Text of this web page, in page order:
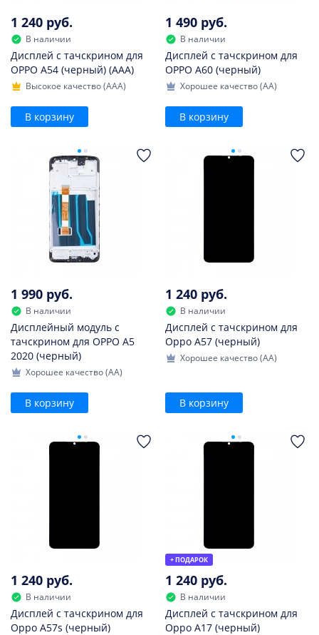
1 240 руб.
В наличии
Дисплей с тачскрином для
OPPO A54 (черный) (AAA)
Высокое качество (AAA)
В корзину
1 490 руб.
В наличии
Дисплей с тачскрином для
OPPO A60 (черный)
Хорошее качество (AA)
В корзину
1 990 руб.
В наличии
Дисплейный модуль с
тачскрином для OPPO A5
2020 (черный)
Хорошее качество (AA)
В корзину
1 240 руб.
В наличии
Дисплей с тачскрином для
Oppo A57 (черный)
Хорошее качество (AA)
В корзину
1 240 руб.
В наличии
Дисплей с тачскрином для
Oppo A57s (черный)
+ ПОДАРОК
1 240 руб.
В наличии
Дисплей с тачскрином для
Oppo A17 (черный)